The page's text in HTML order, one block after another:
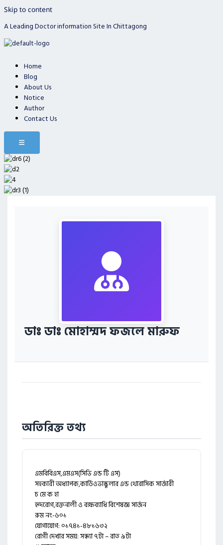
Skip to content
A Leading Doctor information Site In Chittagong
Home
Blog
About Us
Notice
Author
Contact Us
Hamburger Toggle Menu
ডাঃ ডাঃ মোহাম্মদ ফজলে মারুফ
অতিরিক্ত তথ্য
এমবিবিএস,এমএস(সিভি এন্ড টি এস)
সহকারী অধ্যাপক,কার্ডিওভাস্কুলার এন্ড থোরাসিক সার্জারী
চ মে ক হা
হৃদরোগ,রক্তনালী ও বক্ষব্যাধি বিশেষজ্ঞ সার্জন
রুম নং-৬০১
যোগাযোগ: ০১৭৪১-৪৮১৬৩২
রোগী দেখার সময়: সন্ধ্যা ৭টা – রাত ৯টা